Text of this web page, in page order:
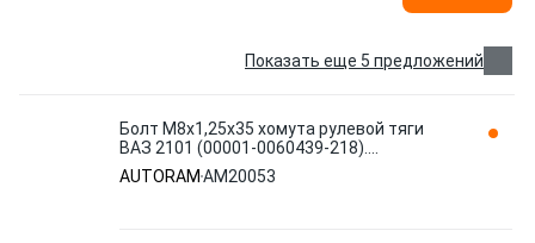
Показать еще 5 предложений
Болт М8x1,25x35 хомута рулевой тяги
ВАЗ 2101 (00001-0060439-218).
'AUTORAM' (уп. 10 шт) AM20053
AUTORAM AM20053